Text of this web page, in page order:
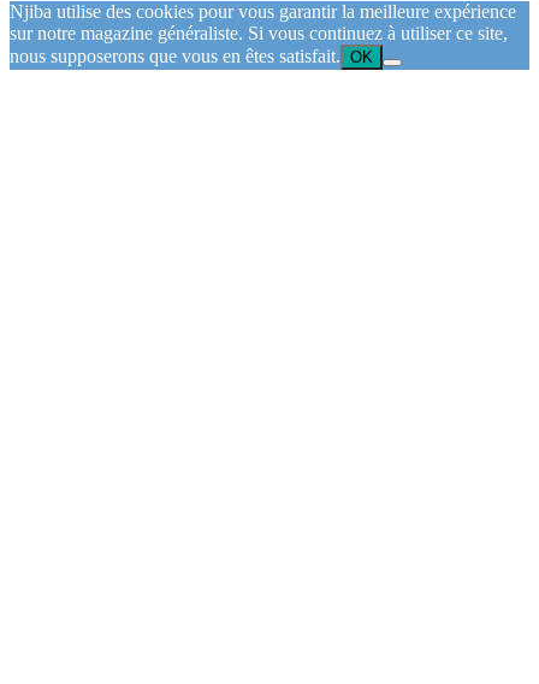
Njiba utilise des cookies pour vous garantir la meilleure expérience
sur notre magazine généraliste. Si vous continuez à utiliser ce site,
nous supposerons que vous en êtes satisfait. OK